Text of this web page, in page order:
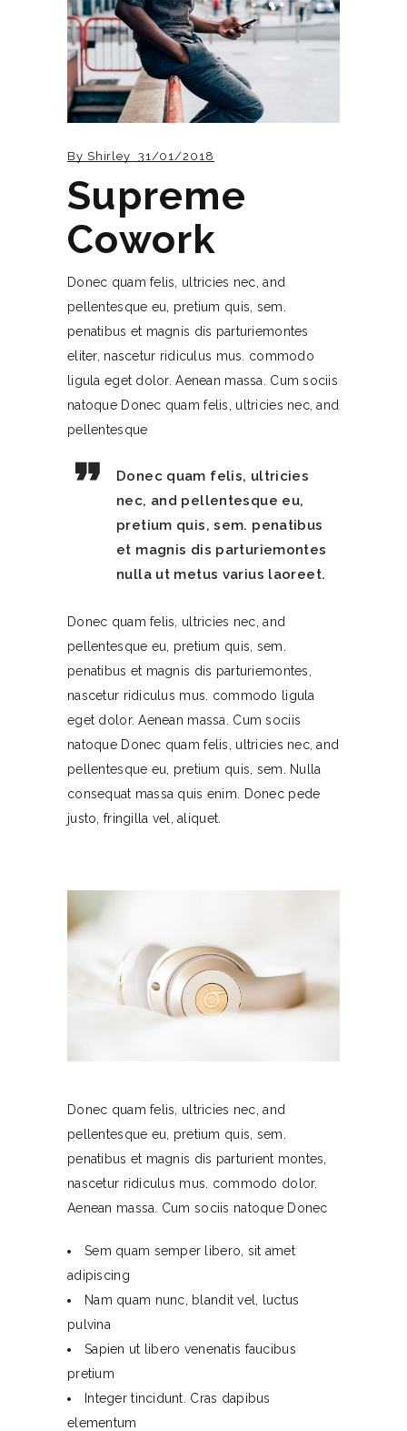
By Shirley 31/01/2018
Supreme
Cowork
Donec quam felis, ultricies nec, and
pellentesque eu, pretium quis, sem.
penatibus et magnis dis parturiemontes
eliter, nascetur ridiculus mus. commodo
ligula eget dolor. Aenean massa. Cum sociis
natoque Donec quam felis, ultricies nec, and
pellentesque
Donec quam felis, ultricies
nec, and pellentesque eu,
pretium quis, sem. penatibus
et magnis dis parturiemontes
nulla ut metus varius laoreet.
Donec quam felis, ultricies nec, and
pellentesque eu, pretium quis, sem.
penatibus et magnis dis parturiemontes,
nascetur ridiculus mus. commodo ligula
eget dolor. Aenean massa. Cum sociis
natoque Donec quam felis, ultricies nec, and
pellentesque eu, pretium quis, sem. Nulla
consequat massa quis enim. Donec pede
justo, fringilla vel, aliquet.
Donec quam felis, ultricies nec, and
pellentesque eu, pretium quis, sem.
penatibus et magnis dis parturient montes,
nascetur ridiculus mus. commodo dolor.
Aenean massa. Cum sociis natoque Donec
Sem quam semper libero, sit amet
adipiscing
Nam quam nunc, blandit vel, luctus
pulvina
Sapien ut libero venenatis faucibus
pretium
Integer tincidunt. Cras dapibus
elementum